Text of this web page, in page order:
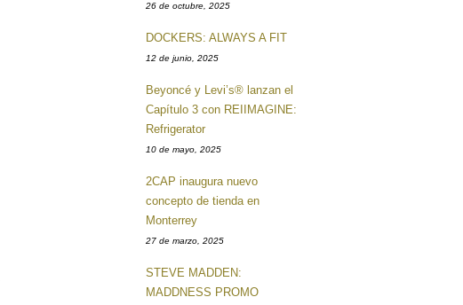
26 de octubre, 2025
DOCKERS: ALWAYS A FIT
12 de junio, 2025
Beyoncé y Levi’s® lanzan el
Capítulo 3 con REIIMAGINE:
Refrigerator
10 de mayo, 2025
2CAP inaugura nuevo
concepto de tienda en
Monterrey
27 de marzo, 2025
STEVE MADDEN:
MADDNESS PROMO